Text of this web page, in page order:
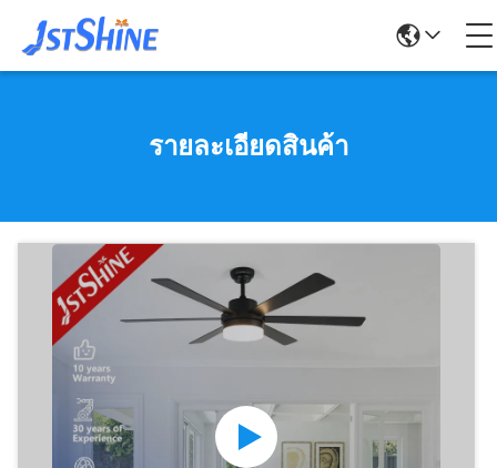
รายละเอียดสินค้า